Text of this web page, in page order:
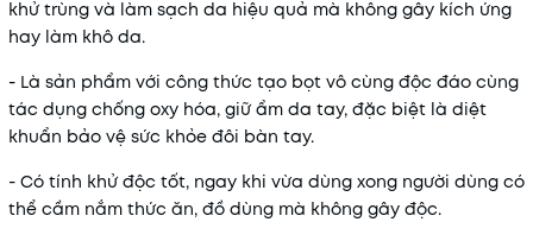
khử trùng và làm sạch da hiệu quả mà không gây kích ứng
hay làm khô da.
- Là sản phẩm với công thức tạo bọt vô cùng độc đáo cùng
tác dụng chống oxy hóa, giữ ẩm da tay, đặc biệt là diệt
khuẩn bảo vệ sức khỏe đôi bàn tay.
- Có tính khử độc tốt, ngay khi vừa dùng xong người dùng có
thể cầm nắm thức ăn, đồ dùng mà không gây độc.